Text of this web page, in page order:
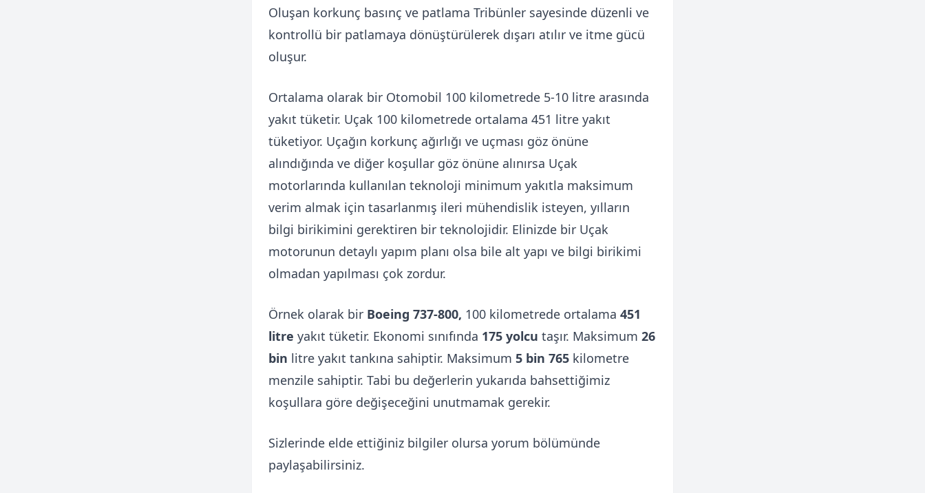
Oluşan korkunç basınç ve patlama Tribünler sayesinde düzenli ve
kontrollü bir patlamaya dönüştürülerek dışarı atılır ve itme gücü
oluşur.
Ortalama olarak bir Otomobil 100 kilometrede 5-10 litre arasında
yakıt tüketir. Uçak 100 kilometrede ortalama 451 litre yakıt
tüketiyor. Uçağın korkunç ağırlığı ve uçması göz önüne
alındığında ve diğer koşullar göz önüne alınırsa Uçak
motorlarında kullanılan teknoloji minimum yakıtla maksimum
verim almak için tasarlanmış ileri mühendislik isteyen, yılların
bilgi birikimini gerektiren bir teknolojidir. Elinizde bir Uçak
motorunun detaylı yapım planı olsa bile alt yapı ve bilgi birikimi
olmadan yapılması çok zordur.
Örnek olarak bir Boeing 737-800, 100 kilometrede ortalama 451
litre yakıt tüketir. Ekonomi sınıfında 175 yolcu taşır. Maksimum 26
bin litre yakıt tankına sahiptir. Maksimum 5 bin 765 kilometre
menzile sahiptir. Tabi bu değerlerin yukarıda bahsettiğimiz
koşullara göre değişeceğini unutmamak gerekir.
Sizlerinde elde ettiğiniz bilgiler olursa yorum bölümünde
paylaşabilirsiniz.